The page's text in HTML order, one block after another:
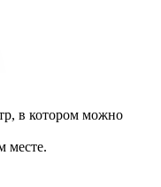
в котором можно
месте.